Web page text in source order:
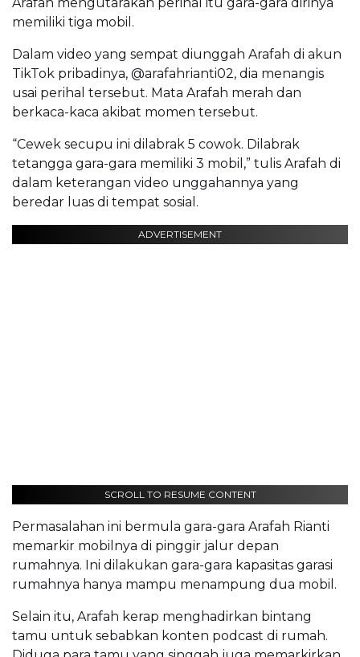
memiliki tiga mobil.
Dalam video yang sempat diunggah Arafah di akun
TikTok pribadinya, @arafahrianti02, dia menangis
usai perihal tersebut. Mata Arafah merah dan
berkaca-kaca akibat momen tersebut.
“Cewek secupu ini dilabrak 5 cowok. Dilabrak
tetangga gara-gara memiliki 3 mobil,” tulis Arafah di
dalam keterangan video unggahannya yang
beredar luas di tempat sosial.
ADVERTISEMENT
SCROLL TO RESUME CONTENT
Permasalahan ini bermula gara-gara Arafah Rianti
memarkir mobilnya di pinggir jalur depan
rumahnya. Ini dilakukan gara-gara kapasitas garasi
rumahnya hanya mampu menampung dua mobil.
Selain itu, Arafah kerap menghadirkan bintang
tamu untuk sebabkan konten podcast di rumah.